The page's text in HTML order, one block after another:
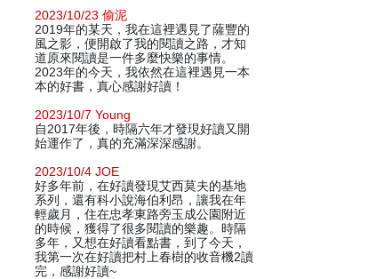
2023/10/23 偷泥
2019年的某天，我在這裡遇見了薩豐的
風之影，便開啟了我的閱讀之路，才知
道原來閱讀是一件多麼快樂的事情。
2023年的今天，我依然在這裡遇見一本
本的好書，真心感謝好讀！
2023/10/7 Young
自2017年後，時隔六年才發現好讀又開
始運作了，真的充滿深深感謝。
2023/10/4 JOE
好多年前，在好讀發現艾西莫夫的基地
系列，還有科小說海伯利昂，讓我在年
輕歲月，住在忠孝東路旁玉成公園附近
的時候，獲得了很多閱讀的樂趣。時隔
多年，又想在好讀看點書，到了今天，
我第一次在好讀把村上春樹的收音機2讀
完，感謝好讀~